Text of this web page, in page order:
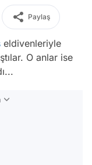
Paylaş
eldivenleriyle
O anlar ise